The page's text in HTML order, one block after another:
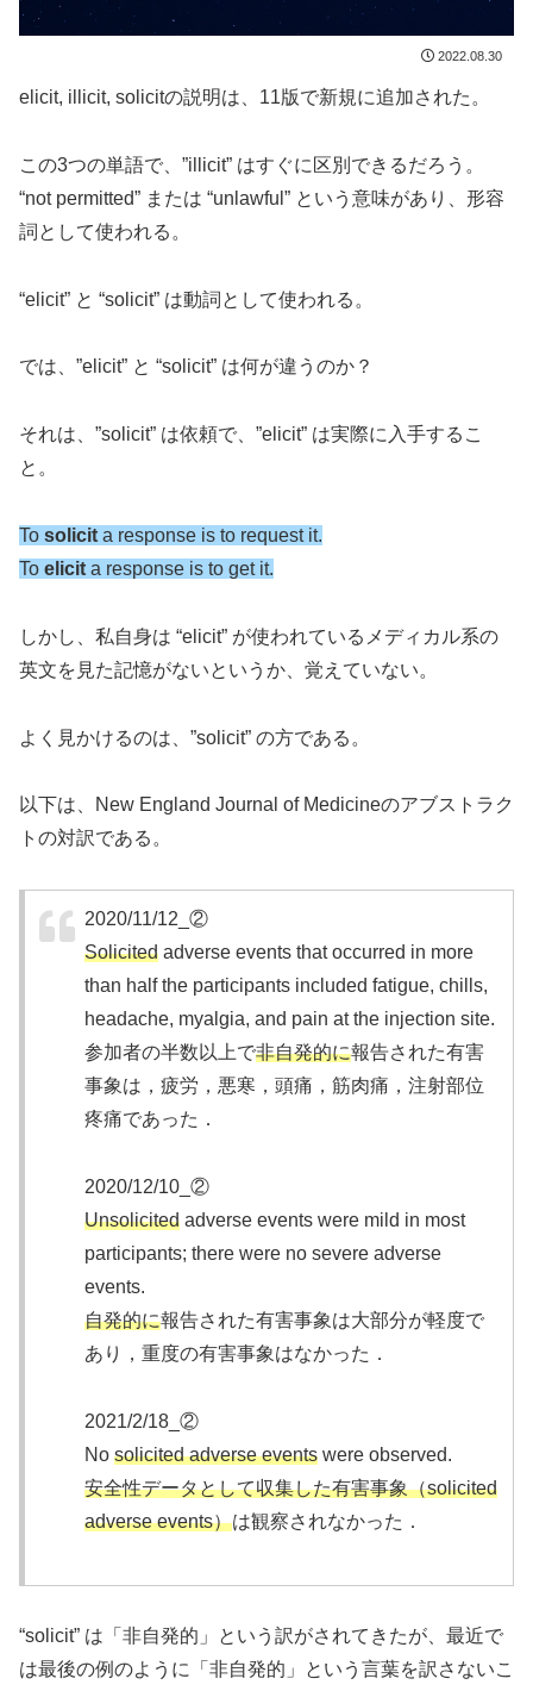
2022.08.30
elicit, illicit, solicitの説明は、11版で新規に追加された。
この3つの単語で、”illicit” はすぐに区別できるだろう。
“not permitted” または “unlawful” という意味があり、形容
詞として使われる。
“elicit” と “solicit” は動詞として使われる。
では、”elicit” と “solicit” は何が違うのか？
それは、”solicit” は依頼で、”elicit” は実際に入手するこ
と。
To solicit a response is to request it.
To elicit a response is to get it.
しかし、私自身は “elicit” が使われているメディカル系の
英文を見た記憶がないというか、覚えていない。
よく見かけるのは、”solicit” の方である。
以下は、New England Journal of Medicineのアブストラク
トの対訳である。
2020/11/12_②
Solicited adverse events that occurred in more
than half the participants included fatigue, chills,
headache, myalgia, and pain at the injection site.
参加者の半数以上で非自発的に報告された有害
事象は，疲労，悪寒，頭痛，筋肉痛，注射部位
疼痛であった．
2020/12/10_②
Unsolicited adverse events were mild in most
participants; there were no severe adverse
events.
自発的に報告された有害事象は大部分が軽度で
あり，重度の有害事象はなかった．
2021/2/18_②
No solicited adverse events were observed.
安全性データとして収集した有害事象（solicited
adverse events）は観察されなかった．
“solicit” は「非自発的」という訳がされてきたが、最近で
は最後の例のように「非自発的」という言葉を訳さないこ